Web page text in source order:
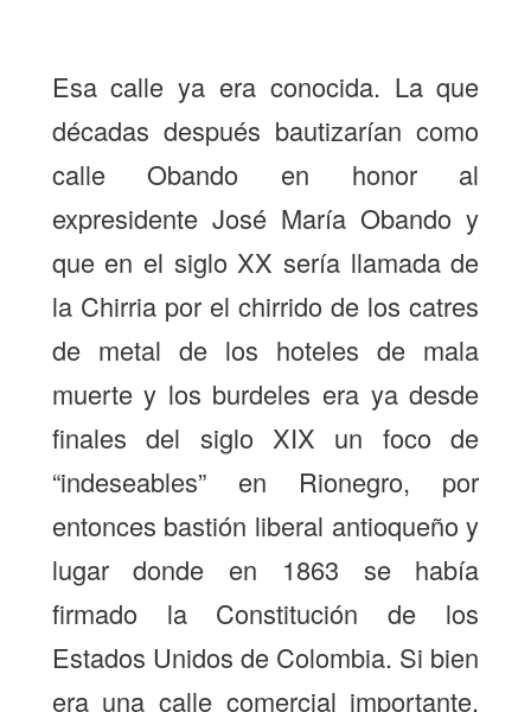
Esa calle ya era conocida. La que
décadas después bautizarían como
calle Obando en honor al
expresidente José María Obando y
que en el siglo XX sería llamada de
la Chirria por el chirrido de los catres
de metal de los hoteles de mala
muerte y los burdeles era ya desde
finales del siglo XIX un foco de
“indeseables” en Rionegro, por
entonces bastión liberal antioqueño y
lugar donde en 1863 se había
firmado la Constitución de los
Estados Unidos de Colombia. Si bien
era una calle comercial importante,